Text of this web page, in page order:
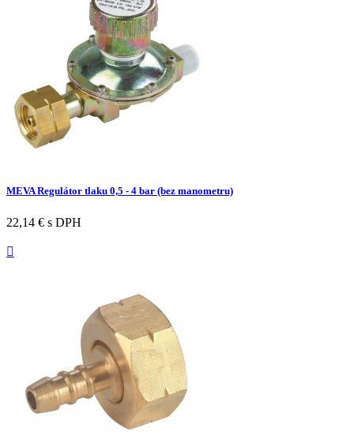
MEVA Regulátor tlaku 0,5 - 4 bar (bez manometru)
22,14 € s DPH
